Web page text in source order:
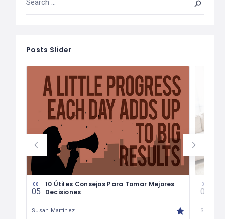
Posts Slider
08
05
10 Útiles Consejos Para Tomar Mejores
Decisiones
Susan Martinez
08
04
Susan